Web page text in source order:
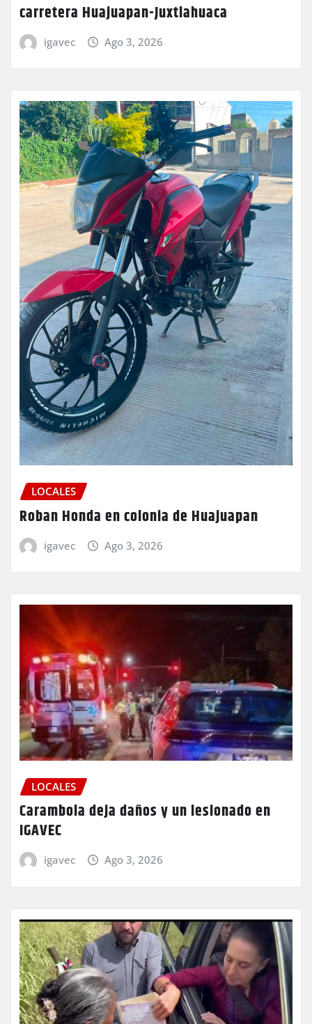
carretera Huajuapan-Juxtlahuaca
igavec Ago 3, 2026
LOCALES
Roban Honda en colonia de Huajuapan
igavec Ago 3, 2026
LOCALES
Carambola deja daños y un lesionado en
IGAVEC
igavec Ago 3, 2026